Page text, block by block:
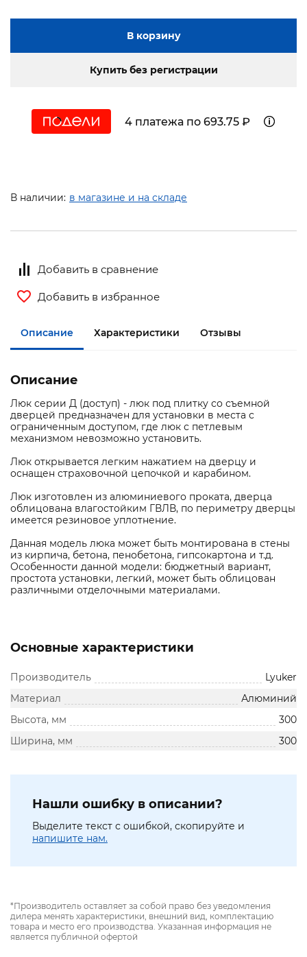
В корзину
Купить без регистрации
4 платежа по 693.75 ₽
В наличии: в магазине и на складе
Добавить в сравнение
Добавить в избранное
Описание Характеристики Отзывы
Описание
Люк серии Д (доступ) - люк под плитку со съемной
дверцей предназначен для установки в места с
ограниченным доступом, где люк с петлевым
механизмом невозможно установить.
Люк открывается легким нажатием на дверцу и
оснащен страховочной цепочкой и карабином.
Люк изготовлен из алюминиевого проката, дверца
облицована влагостойким ГВЛВ, по периметру дверцы
имеется резиновое уплотнение.
Данная модель люка может быть монтирована в стены
из кирпича, бетона, пенобетона, гипсокартона и т.д.
Особенности данной модели: бюджетный вариант,
простота установки, легкий, может быть облицован
различными отделочными материалами.
Основные характеристики
Производитель
Lyuker
Материал
Алюминий
Высота, мм
300
Ширина, мм
300
Нашли ошибку в описании?
Выделите текст с ошибкой, скопируйте и
напишите нам.
*Производитель оставляет за собой право без уведомления
дилера менять характеристики, внешний вид, комплектацию
товара и место его производства. Указанная информация не
является публичной офертой